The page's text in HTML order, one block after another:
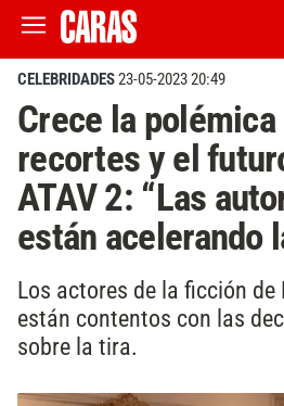
CELEBRIDADES23-05-2023 20:49
Crece la
recortes y el
ATAV 2: “Las
están acelerando
Los actores de la ficción de
están contentos con las
sobre la tira.